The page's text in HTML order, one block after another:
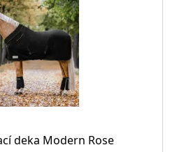
deka Modern Rose